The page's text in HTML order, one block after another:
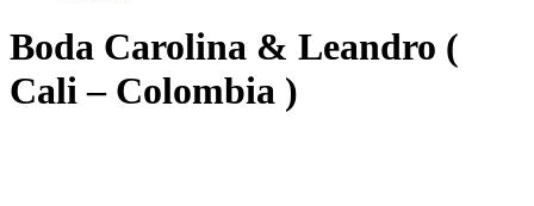
Boda Carolina & Leandro (
Cali – Colombia )